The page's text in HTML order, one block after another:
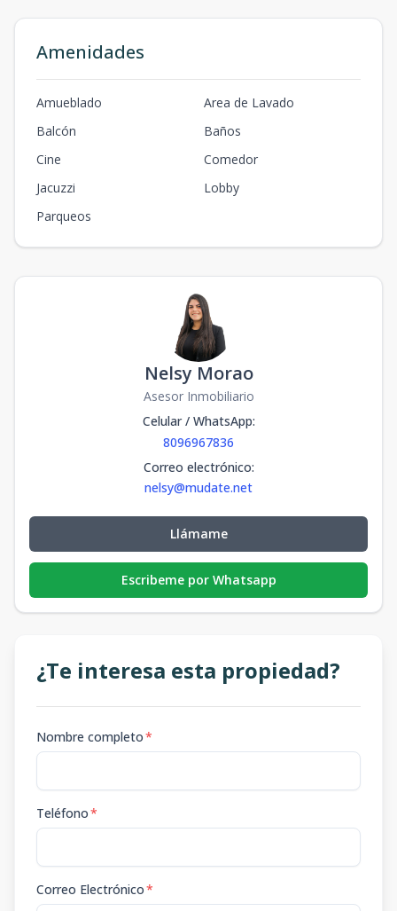
Amenidades
Amueblado
Area de Lavado
Balcón
Baños
Cine
Comedor
Jacuzzi
Lobby
Parqueos
Nelsy Morao
Asesor Inmobiliario
Celular / WhatsApp:
8096967836
Correo electrónico:
nelsy@mudate.net
Llámame
Escribeme por Whatsapp
¿Te interesa esta propiedad?
Nombre completo*
Teléfono*
Correo Electrónico*